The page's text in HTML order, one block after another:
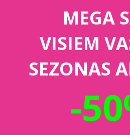
MEGA
VISIEM
SEZONAS
-